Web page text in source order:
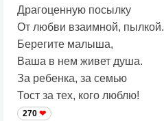
Драгоценную посылку
От любви взаимной, пылкой.
Берегите малыша,
Ваша в нем живет душа.
За ребенка, за семью
Тост за тех, кого люблю!
270